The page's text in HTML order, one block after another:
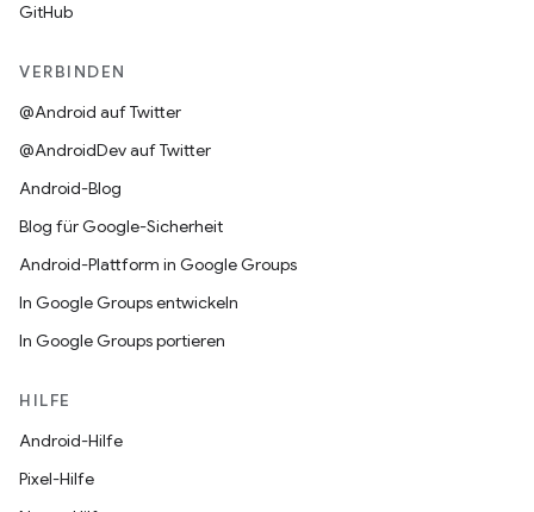
GitHub
VERBINDEN
@Android auf Twitter
@AndroidDev auf Twitter
Android-Blog
Blog für Google-Sicherheit
Android-Plattform in Google Groups
In Google Groups entwickeln
In Google Groups portieren
HILFE
Android-Hilfe
Pixel-Hilfe